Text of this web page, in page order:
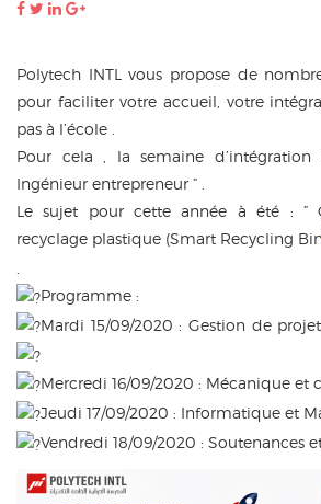
Polytech INTL vous propose de
pour faciliter votre accueil, votre
pas à l’école .
Pour cela , la semaine
Ingénieur entrepreneur ” .
Le sujet pour cette année à été : ”
recyclage plastique (Smart Recycling Bin
Programme :
Mardi 15/09/2020 : Gestion de
Mercredi 16/09/2020 : Mécanique et
Jeudi 17/09/2020 : Informatique et
Vendredi 18/09/2020 : Soutenances